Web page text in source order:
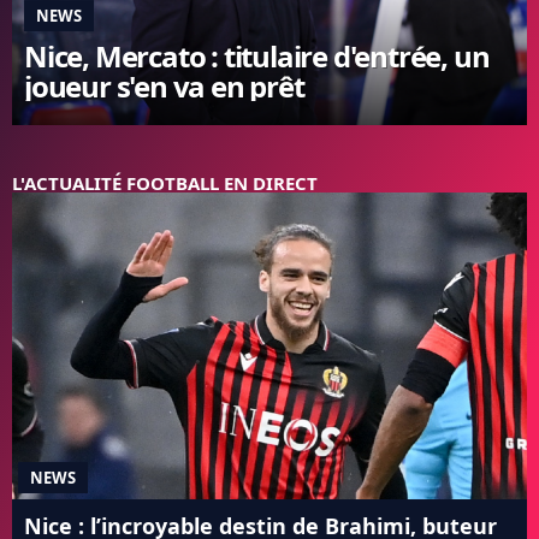
FC BARCELONE
MANCHESTER UNITED
CHELSEA
ARSENAL
L'AVIS DE LA RÉDAC'
NEWS
Nice, Mercato : titulaire d'entrée, un
joueur s'en va en prêt
L'ACTUALITÉ FOOTBALL EN DIRECT
NEWS
Nice : l’incroyable destin de Brahimi, buteur